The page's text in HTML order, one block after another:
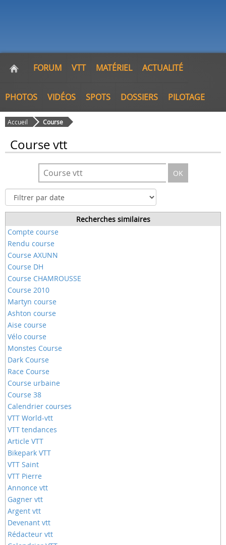
FORUM VTT MATÉRIEL ACTUALITÉ
PHOTOS VIDÉOS SPOTS DOSSIERS PILOTAGE
Accueil Course
Course vtt
OK
Recherches similaires
Compte course
Rendu course
Course AXUNN
Course DH
Course CHAMROUSSE
Course 2010
Martyn course
Ashton course
Aise course
Vélo course
Monstes Course
Dark Course
Race Course
Course urbaine
Course 38
Calendrier courses
VTT World-vtt
VTT tendances
Article VTT
Bikepark VTT
VTT Saint
VTT Pierre
Annonce vtt
Gagner vtt
Argent vtt
Devenant vtt
Rédacteur vtt